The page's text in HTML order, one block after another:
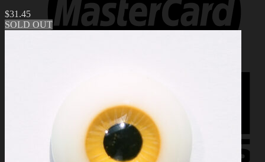
$31.45
SOLD OUT